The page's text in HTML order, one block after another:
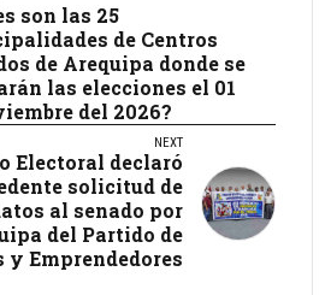
son las 25
de Centros
de Arequipa donde se
las elecciones el 01
del 2026?
NEXT
Electoral declaró
solicitud de
al senado por
del Partido de
y Emprendedores